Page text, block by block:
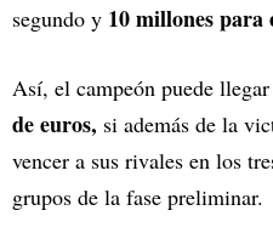
segundo y 10 millonespara
Así, el campeón puede
de euros, si además de la
vencer a sus rivales en los
grupos de la fase preliminar.